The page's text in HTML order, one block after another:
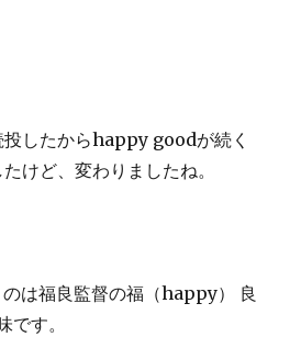
したからhappy goodが続く
けど、変わりましたね。
は福良監督の福（happy） 良
です。